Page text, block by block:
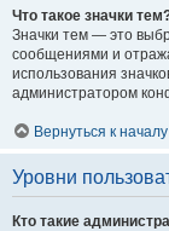
Что такое значки
Значки тем — это
сообщениями и
использования
администратором
Вернуться к началу
Уровни
Кто такие